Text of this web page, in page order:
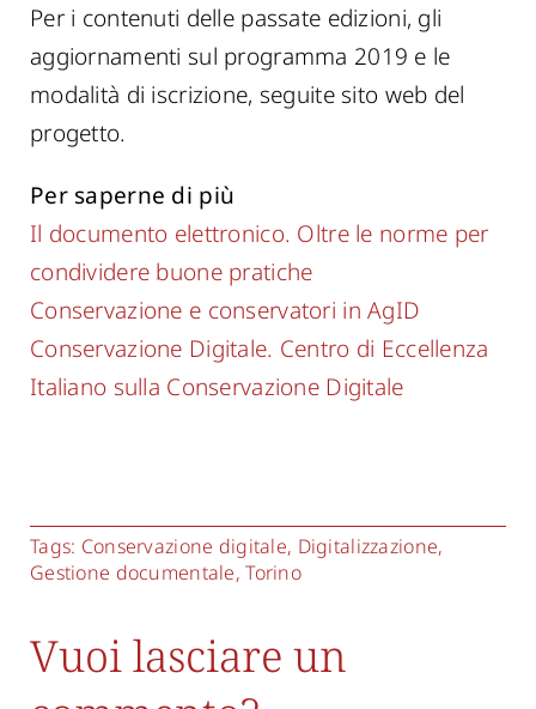
Per i contenuti delle passate edizioni, gli
aggiornamenti sul programma 2019 e le
modalità di iscrizione, seguite sito web del
progetto.
Per saperne di più
Il documento elettronico. Oltre le norme per
condividere buone pratiche
Conservazione e conservatori in AgID
Conservazione Digitale. Centro di Eccellenza
Italiano sulla Conservazione Digitale
Tags: Conservazione digitale, Digitalizzazione,
Gestione documentale,Torino
Vuoi lasciare un